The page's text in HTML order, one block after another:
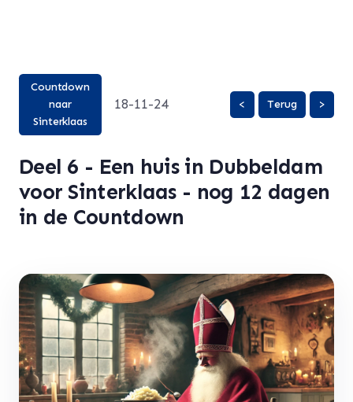
Countdown
naar
Sinterklaas
18-11-24 < Terug >
Deel 6 - Een huis in Dubbeldam
voor Sinterklaas - nog 12 dagen
in de Countdown